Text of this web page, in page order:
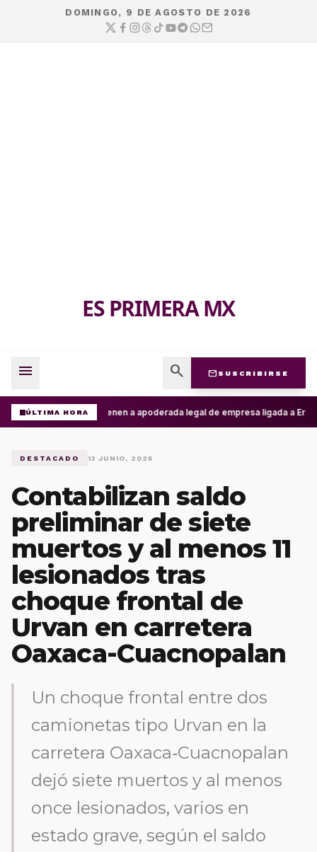
DOMINGO, 9 DE AGOSTO DE 2026
ES PRIMERA MX
menu search mail SUSCRIBIRSE
ÚLTIMA HORADetienen a apoderada legal de empresa ligada a
DESTACADO 13 JUNIO, 2026
Contabilizan saldo
preliminar de siete
muertos y al menos 11
lesionados tras
choque frontal de
Urvan en carretera
Oaxaca-Cuacnopalan
Un choque frontal entre dos
camionetas tipo Urvan en la
carretera Oaxaca‑Cuacnopalan
dejó siete muertos y al menos
once lesionados, varios en
estado grave, según el saldo